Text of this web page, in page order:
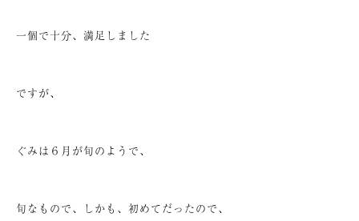
一個で十分、満足しました
ですが、
ぐみは６月が旬のようで、
旬なもので、しかも、初めてだったので、